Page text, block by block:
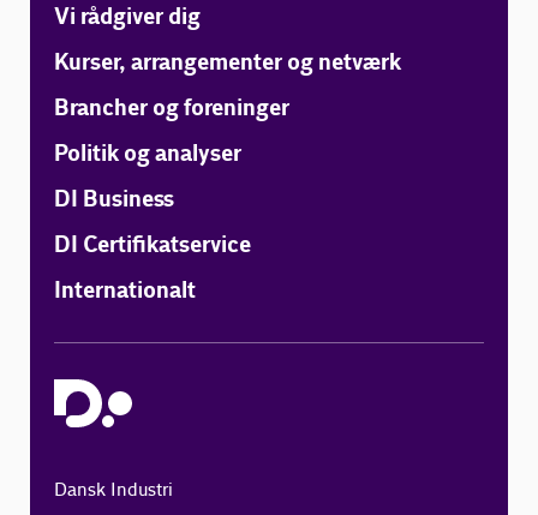
Vi rådgiver dig
Kurser, arrangementer og netværk
Brancher og foreninger
Politik og analyser
DI Business
DI Certifikatservice
Internationalt
Dansk Industri